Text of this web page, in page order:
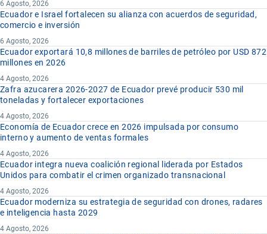
6 Agosto, 2026
Ecuador e Israel fortalecen su alianza con acuerdos de seguridad,
comercio e inversión
6 Agosto, 2026
Ecuador exportará 10,8 millones de barriles de petróleo por USD 872
millones en 2026
4 Agosto, 2026
Zafra azucarera 2026-2027 de Ecuador prevé producir 530 mil
toneladas y fortalecer exportaciones
4 Agosto, 2026
Economía de Ecuador crece en 2026 impulsada por consumo
interno y aumento de ventas formales
4 Agosto, 2026
Ecuador integra nueva coalición regional liderada por Estados
Unidos para combatir el crimen organizado transnacional
4 Agosto, 2026
Ecuador moderniza su estrategia de seguridad con drones, radares
e inteligencia hasta 2029
4 Agosto, 2026